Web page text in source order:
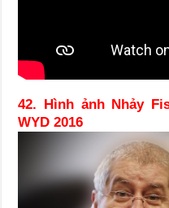
42. Hình ảnh Nhảy
WYD 2016